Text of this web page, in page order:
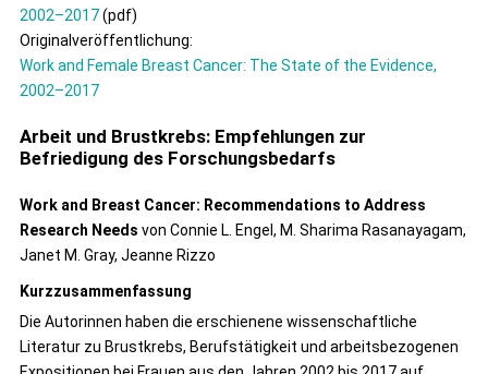
2002–2017(pdf)
Originalveröffentlichung:
Work and Female Breast Cancer: The State of the Evidence,
2002–2017
Arbeit und Brustkrebs: Empfehlungen zur
Befriedigung des Forschungsbedarfs
Work and Breast Cancer: Recommendations to Address
Research Needs von Connie L. Engel, M. Sharima Rasanayagam,
Janet M. Gray, Jeanne Rizzo
Kurzzusammenfassung
Die Autorinnen haben die erschienene wissenschaftliche
Literatur zu Brustkrebs, Berufstätigkeit und arbeitsbezogenen